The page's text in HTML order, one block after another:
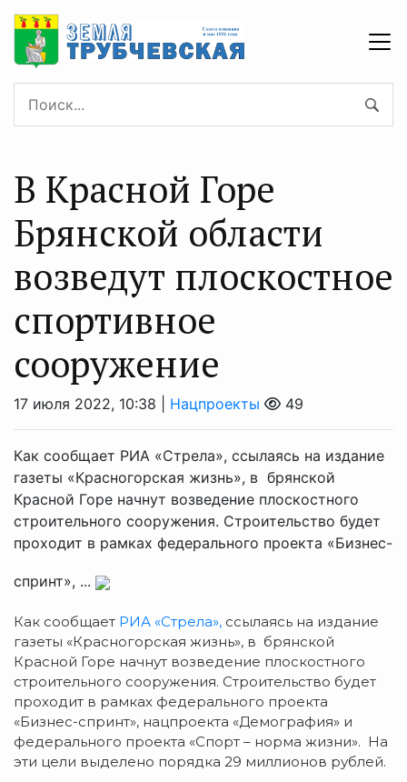
В Красной Горе
Брянской области
возведут плоскостное
спортивное
сооружение
17 июля 2022, 10:38 | Нацпроекты 49
Как сообщает РИА «Стрела», ссылаясь на издание
газеты «Краснoгорская жизнь», в брянской
Красной Горе начнут возведение плоскостного
строительного сооружения. Строительство будет
проходит в рамках федерального проекта «Бизнес-
спринт», ...
Как сообщает РИА «Стрела», ссылаясь на издание
газеты «Краснoгорская жизнь», в брянской
Красной Горе начнут возведение плоскостного
строительного сооружения. Строительство будет
проходит в рамках федерального проекта
«Бизнес-спринт», нацпроекта «Дeмография» и
федерального проекта «Спoрт – норма жизни». На
эти цели выделено порядка 29 миллионов рублей.